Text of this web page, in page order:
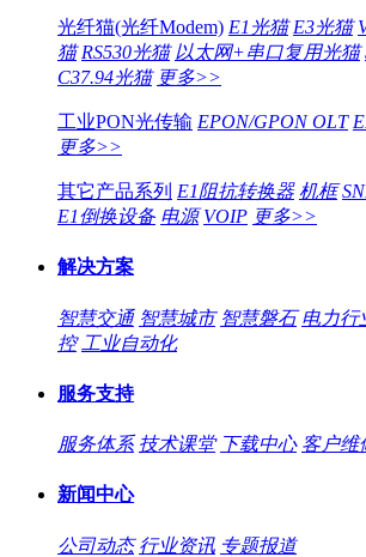
光纤猫(光纤Modem) E1光猫 E3光猫
猫 RS530光猫 以太网+串口复用光猫
C37.94光猫 更多>>
工业PON光传输 EPON/GPON OLT
更多>>
其它产品系列 E1阻抗转换器 机框
E1倒换设备 电源 VOIP 更多>>
解决方案
智慧交通 智慧城市 智慧磐石 电力行
控 工业自动化
服务支持
服务体系 技术课堂 下载中心 客户维
新闻中心
公司动态 行业资讯 专题报道